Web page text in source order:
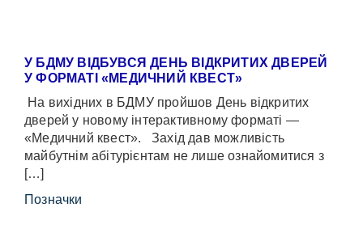
У БДМУ ВІДБУВСЯ ДЕНЬ ВІДКРИТИХ ДВЕРЕЙ
У ФОРМАТІ «МЕДИЧНИЙ КВЕСТ»
На вихідних в БДМУ пройшов День відкритих
дверей у новому інтерактивному форматі —
«Медичний квест». Захід дав можливість
майбутнім абітурієнтам не лише ознайомитися з
[…]
Позначки